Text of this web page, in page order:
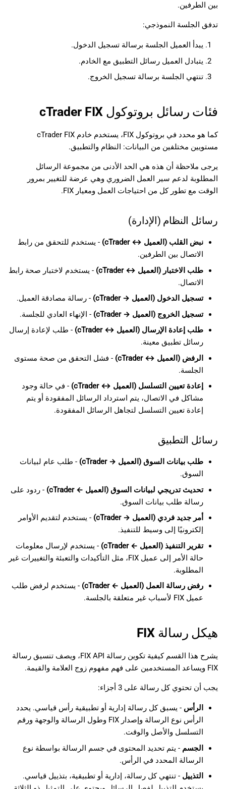
بين الطرفين.
تدفق الجلسة النموذجي:
يبدأ العميل الجلسة برسالة تسجيل الدخول.
يتبادل العميل رسائل التطبيق مع الخادم.
تنتهي الجلسة برسالة تسجيل الخروج.
فئات رسائل بروتوكول cTrader FIX
كما هو محدد في بروتوكول FIX، يستخدم خادم cTrader FIX
مستويين مختلفين من البيانات: النظام والتطبيق.
يرجى ملاحظة أن هذه هي الحد الأدنى من مجموعة الرسائل
المطلوبة لدعم سير العمل الضروري وهي عرضة للتغيير بمرور
الوقت مع تطور كل من احتياجات العمل ومعيار FIX.
رسائل النظام (الإدارة)
نبض القلب (العميل ↔ cTrader)
- يستخدم للتحقق من رابط
الاتصال بين الطرفين.
طلب الاختبار (العميل ↔ cTrader)
- يستخدم لاختبار صحة رابط
الاتصال.
تسجيل الدخول (العميل → cTrader)
- رسالة مصادقة العميل.
تسجيل الخروج (العميل → cTrader)
- الإنهاء العادي للجلسة.
طلب إعادة الإرسال (العميل ↔ cTrader)
- طلب لإعادة إرسال
رسائل تطبيق معينة.
الرفض (العميل ↔ cTrader)
- فشل التحقق من صحة مستوى
الجلسة.
إعادة تعيين التسلسل (العميل ↔ cTrader)
- في حالة وجود
مشاكل في الاتصال، يتم استرداد الرسائل المفقودة أو يتم
إعادة تعيين التسلسل لتجاهل الرسائل المفقودة.
رسائل التطبيق
طلب بيانات السوق (العميل → cTrader)
- طلب عام لبيانات
السوق.
تحديث تدريجي لبيانات السوق (العميل ← cTrader)
- ردود على
رسالة طلب بيانات السوق.
أمر جديد فردي (العميل → cTrader)
- يستخدم لتقديم الأوامر
إلكترونيًا إلى وسيط للتنفيذ.
تقرير التنفيذ (العميل ← cTrader)
- يستخدم لإرسال معلومات
حالة الأمر إلى عميل FIX، مثل التأكيدات والتعبئة والتغييرات غير
المطلوبة.
رفض رسالة العمل (العميل ← cTrader)
- يستخدم لرفض طلب
عميل FIX لأسباب غير متعلقة بالجلسة.
هيكل رسالة FIX
يشرح هذا القسم كيفية تكوين رسالة FIX API، ويصف تنسيق رسالة
FIX ويساعد المستخدمين على فهم مفهوم زوج العلامة والقيمة.
يجب أن تحتوي كل رسالة على 3 أجزاء:
الرأس - يسبق كل رسالة إدارية أو تطبيقية رأس قياسي. يحدد
الرأس نوع الرسالة وإصدار FIX وطول الرسالة والوجهة ورقم
التسلسل والأصل والوقت.
الجسم - يتم تحديد المحتوى في جسم الرسالة بواسطة نوع
الرسالة المحدد في الرأس.
التذييل - تنتهي كل رسالة، إدارية أو تطبيقية، بتذييل قياسي.